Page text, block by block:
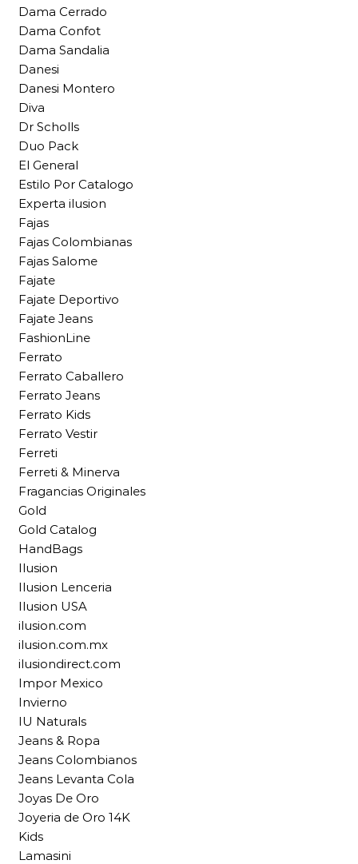
Dama Cerrado
Dama Confot
Dama Sandalia
Danesi
Danesi Montero
Diva
Dr Scholls
Duo Pack
El General
Estilo Por Catalogo
Experta ilusion
Fajas
Fajas Colombianas
Fajas Salome
Fajate
Fajate Deportivo
Fajate Jeans
FashionLine
Ferrato
Ferrato Caballero
Ferrato Jeans
Ferrato Kids
Ferrato Vestir
Ferreti
Ferreti & Minerva
Fragancias Originales
Gold
Gold Catalog
HandBags
Ilusion
Ilusion Lenceria
Ilusion USA
ilusion.com
ilusion.com.mx
ilusiondirect.com
Impor Mexico
Invierno
IU Naturals
Jeans & Ropa
Jeans Colombianos
Jeans Levanta Cola
Joyas De Oro
Joyeria de Oro 14K
Kids
Lamasini